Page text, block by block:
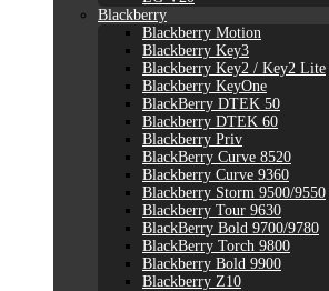
Blackberry
Blackberry Motion
Blackberry Key3
Blackberry Key2 / Key2 Lite
Blackberry KeyOne
BlackBerry DTEK 50
Blackberry DTEK 60
Blackberry Priv
BlackBerry Curve 8520
Blackberry Curve 9360
Blackberry Storm 9500/9550
Blackberry Tour 9630
BlackBerry Bold 9700/9780
BlackBerry Torch 9800
Blackberry Bold 9900
Blackberry Z10